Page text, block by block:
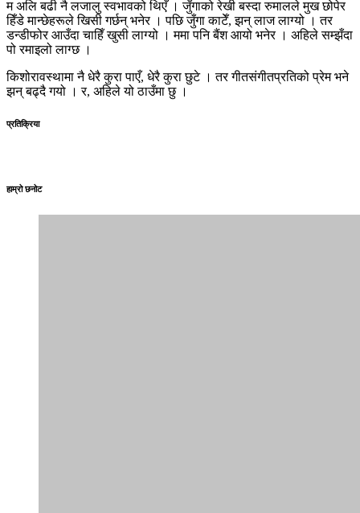
म अलि बढी नै लजालु स्वभावको थिएँ । जुँगाको रेखी बस्दा रुमालले मुख छोपेर
हिँडे मान्छेहरूले खिसी गर्छन् भनेर । पछि जुँगा काटेँ, झन् लाज लाग्यो । तर
डन्डीफोर आउँदा चाहिँ खुसी लाग्यो । ममा पनि बैंश आयो भनेर । अहिले सम्झँदा
पो रमाइलो लाग्छ ।
किशोरावस्थामा नै धेरै कुरा पाएँ, धेरै कुरा छुटे । तर गीतसंगीतप्रतिको प्रेम भने
झन् बढ्दै गयो । र, अहिले यो ठाउँमा छु ।
प्रतिक्रिया
हाम्रो छनोट